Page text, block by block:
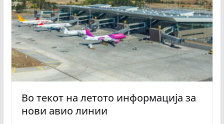
Во текот на летото информација за
нови авио линии